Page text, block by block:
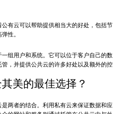
有云可以帮助提供相当大的好处，包括节
性。
组用户和系统。它可以位于客户自己的数
，并提供公共云的许多好处以及额外的控
美的最佳选择？
两者的结合。利用私有云来保证数据和应